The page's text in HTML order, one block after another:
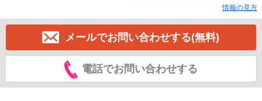
情報の見方
メールでお問い合わせする(無料)
電話でお問い合わせする